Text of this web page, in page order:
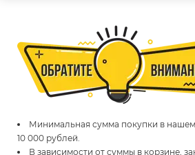
Минимальная сумма покупки в нашем
10 000 рублей.
В зависимости от суммы в корзине,